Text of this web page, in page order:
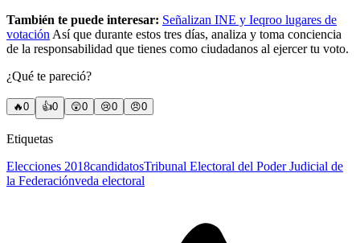
También te puede interesar: Señalizan INE y Ieqroo lugares de
votación Así que durante estos tres días, analiza y toma conciencia
de la responsabilidad que tienes como ciudadanos al ejercer tu voto.
¿Qué te pareció?
🔥0 👍0 😲0 😢0 😠0
Etiquetas
Elecciones 2018candidatosTribunal Electoral del Poder Judicial de
la Federaciónveda electoral